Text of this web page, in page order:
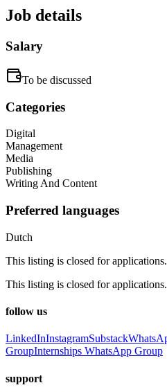
Job details
Salary
To be discussed
Categories
Digital
Management
Media
Publishing
Writing And Content
Preferred languages
Dutch
This listing is closed for applications.
This listing is closed for applications.
follow us
LinkedInInstagramSubstack
GroupInternships WhatsApp Group
support